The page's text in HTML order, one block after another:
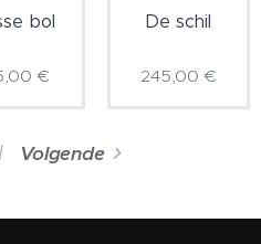
bol
€
De schil
245,00 €
Volgende